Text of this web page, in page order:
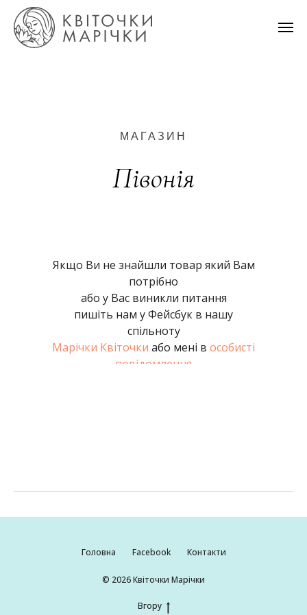
Півонія
Якщо Ви не знайшли товар який Вам
потрібно
або у Вас виникли питання
пишіть нам у Фейсбук в нашу
спільноту
Марічки Квіточки або мені в особисті
повідомлення
МАГАЗИН
Головна Facebook Контакти
© 2026 Квіточки Марічки
Вгору